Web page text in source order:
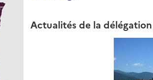
Actualités de la délégation